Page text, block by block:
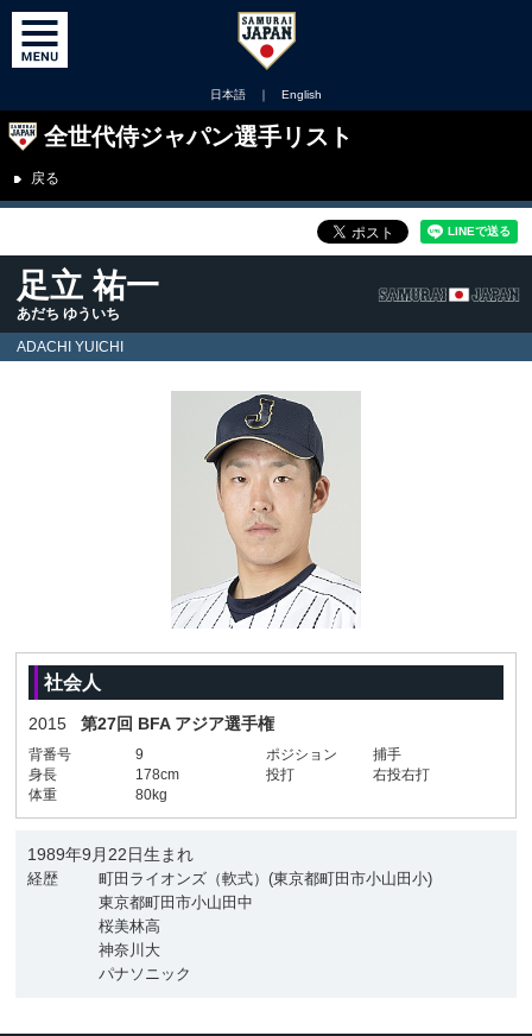
日本語 ｜ English
全世代侍ジャパン選手リスト
戻る
足立 祐一
あだち ゆういち
ADACHI YUICHI
社会人
2015 第27回 BFA アジア選手権
背番号 9 ポジション
捕手
身長
178cm 投打
右投右打
体重
80kg
1989年9月22日生まれ
経歴
町田ライオンズ（軟式）(東京都町田市小山田小)
東京都町田市小山田中
桜美林高
神奈川大
パナソニック